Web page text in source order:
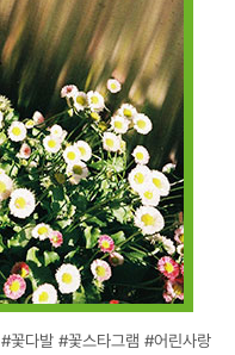
꽃다발 #꽃스타그램 #어린사랑